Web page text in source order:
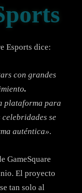
Esports dice:
con grandes
.
plataforma para
se
auténtica».
GameSquare
El proyecto
tan solo al